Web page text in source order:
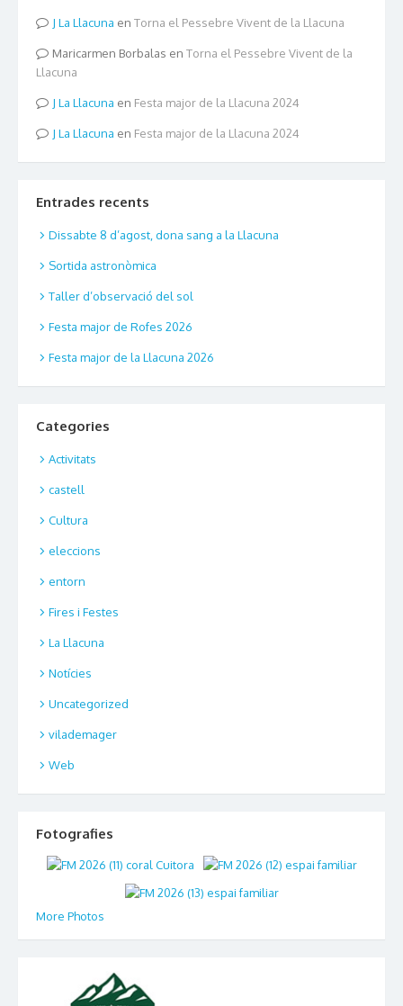
La Llacuna en Torna el Pessebre Vivent de la Llacuna
Maricarmen Borbalas en Torna el Pessebre Vivent de la
Llacuna
La Llacuna en Festa major de la Llacuna 2024
La Llacuna en Festa major de la Llacuna 2024
Entrades recents
Dissabte 8 d’agost, dona sang a la Llacuna
Sortida astronòmica
Taller d’observació del sol
Festa major de Rofes 2026
Festa major de la Llacuna 2026
Categories
Activitats
castell
Cultura
eleccions
entorn
Fires i Festes
La Llacuna
Notícies
Uncategorized
vilademager
Web
Fotografies
More Photos